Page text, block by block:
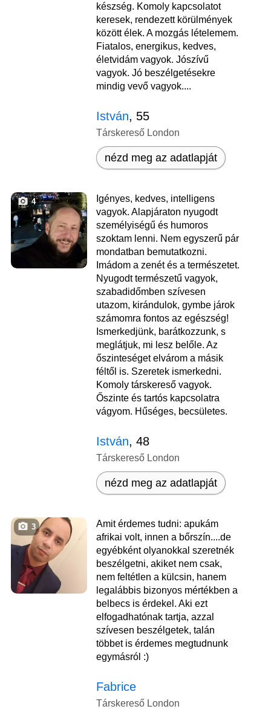
készség. Komoly kapcsolatot
keresek, rendezett körülmények
között élek. A mozgás lételemem.
Fiatalos, energikus, kedves,
életvidám vagyok. Jószívű
vagyok. Jó beszélgetésekre
mindig vevő vagyok....
István, 55
Társkereső London
nézd meg az adatlapját
4
Igényes, kedves, intelligens
vagyok. Alapjáraton nyugodt
személyiségű és humoros
szoktam lenni. Nem egyszerű pár
mondatban bemutatkozni.
Imádom a zenét és a természetet.
Nyugodt természetű vagyok,
szabadidőmben szívesen
utazom, kirándulok, gymbe járok
számomra fontos az egészség!
Ismerkedjünk, barátkozzunk, s
meglátjuk, mi lesz belőle. Az
őszinteséget elvárom a másik
féltől is. Szeretek ismerkedni.
Komoly társkereső vagyok.
Őszinte és tartós kapcsolatra
vágyom. Hűséges, becsületes.
István, 48
Társkereső London
nézd meg az adatlapját
3
Amit érdemes tudni: apukám
afrikai volt, innen a bőrszín....de
egyébként olyanokkal szeretnék
beszélgetni, akiket nem csak,
nem feltétlen a külcsin, hanem
legalábbis bizonyos mértékben a
belbecs is érdekel. Aki ezt
elfogadhatónak tartja, azzal
szívesen beszélgetek, talán
többet is érdemes megtudnunk
egymásról :)
Fabrice
Társkereső London